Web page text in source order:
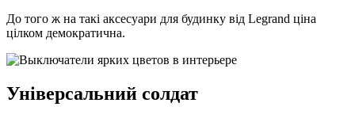
До того ж на такі аксесуари для будинку від Legrand ціна
цілком демократична.
Універсальний солдат